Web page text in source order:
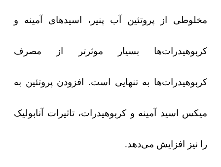
مخلوطی از پروتئین آب پنیر، اسیدهای آمینه و
کربوهیدرات‌ها بسیار موثرتر از مصرف
کربوهیدرات‌ها به تنهایی است. افزودن پروتئین به
میکس اسید آمینه و کربوهیدرات، تاثیرات آنابولیک
را نیز افزایش می‌دهد.